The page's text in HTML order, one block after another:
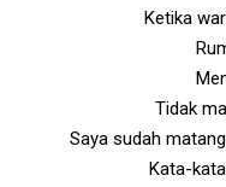
Ketika
Tidak
Saya sudah
Kata-